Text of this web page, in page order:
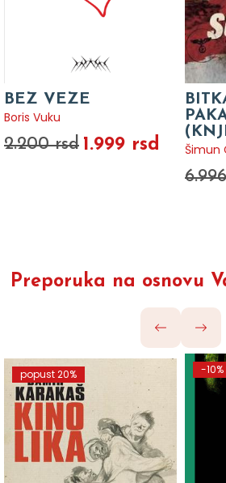
BEZ VEZE
Boris Vuku
2.200 rsd 1.999 rsd
Šimun
Preporuka na osnovu
popust 20% -10%